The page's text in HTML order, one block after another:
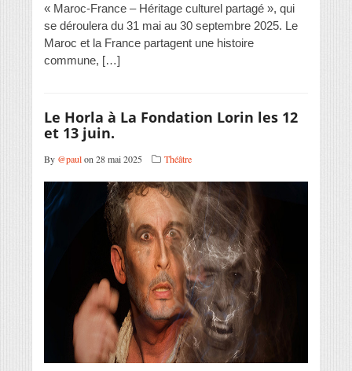
« Maroc-France – Héritage culturel partagé », qui
se déroulera du 31 mai au 30 septembre 2025. Le
Maroc et la France partagent une histoire
commune, […]
Le Horla à La Fondation Lorin les 12
et 13 juin.
By @paulon 28 mai 2025 Théâtre